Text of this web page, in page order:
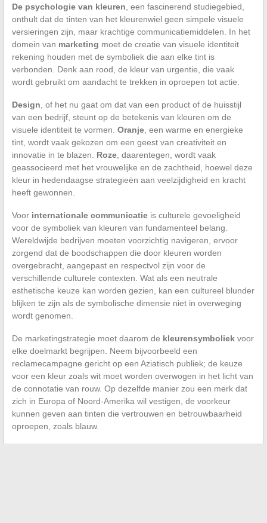
De psychologie van kleuren , een fascinerend studiegebied,
onthult dat de tinten van het kleurenwiel geen simpele visuele
versieringen zijn, maar krachtige communicatiemiddelen. In het
domein van marketing moet de creatie van visuele identiteit
rekening houden met de symboliek die aan elke tint is
verbonden. Denk aan rood, de kleur van urgentie, die vaak
wordt gebruikt om aandacht te trekken in oproepen tot actie.
Design , of het nu gaat om dat van een product of de huisstijl
van een bedrijf, steunt op de betekenis van kleuren om de
visuele identiteit te vormen. Oranje, een warme en energieke
tint, wordt vaak gekozen om een geest van creativiteit en
innovatie in te blazen. Roze, daarentegen, wordt vaak
geassocieerd met het vrouwelijke en de zachtheid, hoewel deze
kleur in hedendaagse strategieën aan veelzijdigheid en kracht
heeft gewonnen.
Voor internationale communicatieis culturele gevoeligheid
voor de symboliek van kleuren van fundamenteel belang.
Wereldwijde bedrijven moeten voorzichtig navigeren, ervoor
zorgend dat de boodschappen die door kleuren worden
overgebracht, aangepast en respectvol zijn voor de
verschillende culturele contexten. Wat als een neutrale
esthetische keuze kan worden gezien, kan een cultureel blunder
blijken te zijn als de symbolische dimensie niet in overweging
wordt genomen.
De marketingstrategie moet daarom de kleurensymboliekvoor
elke doelmarkt begrijpen. Neem bijvoorbeeld een
reclamecampagne gericht op een Aziatisch publiek; de keuze
voor een kleur zoals wit moet worden overwogen in het licht van
de connotatie van rouw. Op dezelfde manier zou een merk dat
zich in Europa of Noord-Amerika wil vestigen, de voorkeur
kunnen geven aan tinten die vertrouwen en betrouwbaarheid
oproepen, zoals blauw.